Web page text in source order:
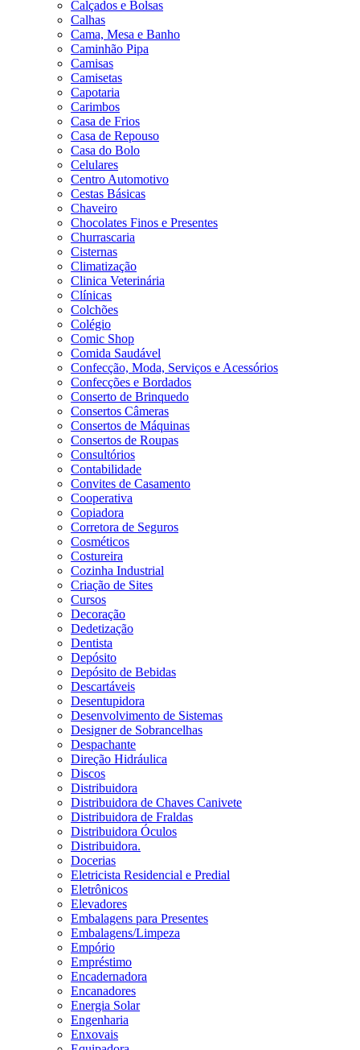
Calçados e Bolsas
Calhas
Cama, Mesa e Banho
Caminhão Pipa
Camisas
Camisetas
Capotaria
Carimbos
Casa de Frios
Casa de Repouso
Casa do Bolo
Celulares
Centro Automotivo
Cestas Básicas
Chaveiro
Chocolates Finos e Presentes
Churrascaria
Cisternas
Climatização
Clinica Veterinária
Clínicas
Colchões
Colégio
Comic Shop
Comida Saudável
Confecção, Moda, Serviços e Acessórios
Confecções e Bordados
Conserto de Brinquedo
Consertos Câmeras
Consertos de Máquinas
Consertos de Roupas
Consultórios
Contabilidade
Convites de Casamento
Cooperativa
Copiadora
Corretora de Seguros
Cosméticos
Costureira
Cozinha Industrial
Criação de Sites
Cursos
Decoração
Dedetização
Dentista
Depósito
Depósito de Bebidas
Descartáveis
Desentupidora
Desenvolvimento de Sistemas
Designer de Sobrancelhas
Despachante
Direção Hidráulica
Discos
Distribuidora
Distribuidora de Chaves Canivete
Distribuidora de Fraldas
Distribuidora Óculos
Distribuidora.
Docerias
Eletricista Residencial e Predial
Eletrônicos
Elevadores
Embalagens para Presentes
Embalagens/Limpeza
Empório
Empréstimo
Encadernadora
Encanadores
Energia Solar
Engenharia
Enxovais